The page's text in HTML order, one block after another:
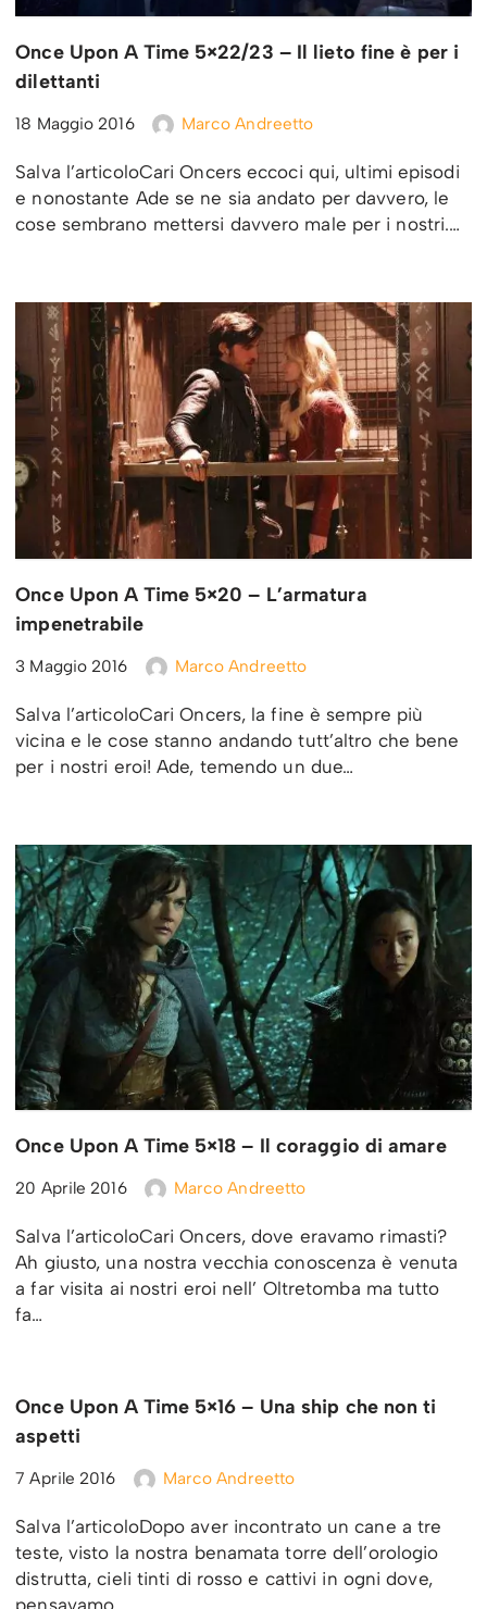
Once Upon A Time 5×22/23 – Il lieto fine è per i
dilettanti
18 Maggio 2016 Marco Andreetto
Salva l’articoloCari Oncers eccoci qui, ultimi episodi
e nonostante Ade se ne sia andato per davvero, le
cose sembrano mettersi davvero male per i nostri.…
Once Upon A Time 5×20 – L’armatura
impenetrabile
3 Maggio 2016 Marco Andreetto
Salva l’articoloCari Oncers, la fine è sempre più
vicina e le cose stanno andando tutt’altro che bene
per i nostri eroi! Ade, temendo un due…
Once Upon A Time 5×18 – Il coraggio di amare
20 Aprile 2016 Marco Andreetto
Salva l’articoloCari Oncers, dove eravamo rimasti?
Ah giusto, una nostra vecchia conoscenza è venuta
a far visita ai nostri eroi nell’ Oltretomba ma tutto
fa…
Once Upon A Time 5×16 – Una ship che non ti
aspetti
7 Aprile 2016 Marco Andreetto
Salva l’articoloDopo aver incontrato un cane a tre
teste, visto la nostra benamata torre dell’orologio
distrutta, cieli tinti di rosso e cattivi in ogni dove,
pensavamo…